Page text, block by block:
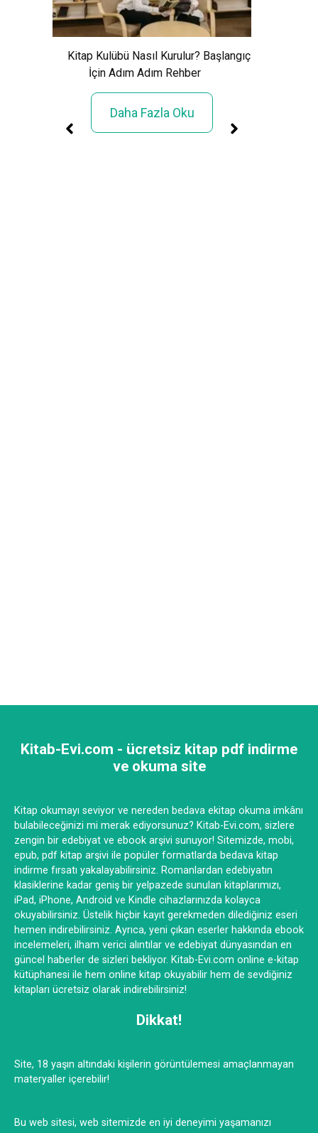
Kitap Kulübü Nasıl Kurulur? Başlangıç
İçin Adım Adım Rehber
Daha Fazla Oku
Kitab-Evi.com - ücretsiz kitap pdf indirme
ve okuma site
Kitap okumayı seviyor ve nereden bedava ekitap okuma imkânı
bulabileceğinizi mi merak ediyorsunuz? Kitab-Evi.com, sizlere
zengin bir edebiyat ve ebook arşivi sunuyor! Sitemizde, mobi,
epub, pdf kitap arşivi ile popüler formatlarda bedava kitap
indirme fırsatı yakalayabilirsiniz. Romanlardan edebiyatın
klasiklerine kadar geniş bir yelpazede sunulan kitaplarımızı,
iPad, iPhone, Android ve Kindle cihazlarınızda kolayca
okuyabilirsiniz. Üstelik hiçbir kayıt gerekmeden dilediğiniz eseri
hemen indirebilirsiniz. Ayrıca, yeni çıkan eserler hakkında ebook
incelemeleri, ilham verici alıntılar ve edebiyat dünyasından en
güncel haberler de sizleri bekliyor. Kitab-Evi.com online e-kitap
kütüphanesi ile hem online kitap okuyabilir hem de sevdiğiniz
kitapları ücretsiz olarak indirebilirsiniz!
Dikkat!
Site, 18 yaşın altındaki kişilerin görüntülemesi amaçlanmayan
materyaller içerebilir!
Bu web sitesi, web sitemizde en iyi deneyimi yaşamanızı